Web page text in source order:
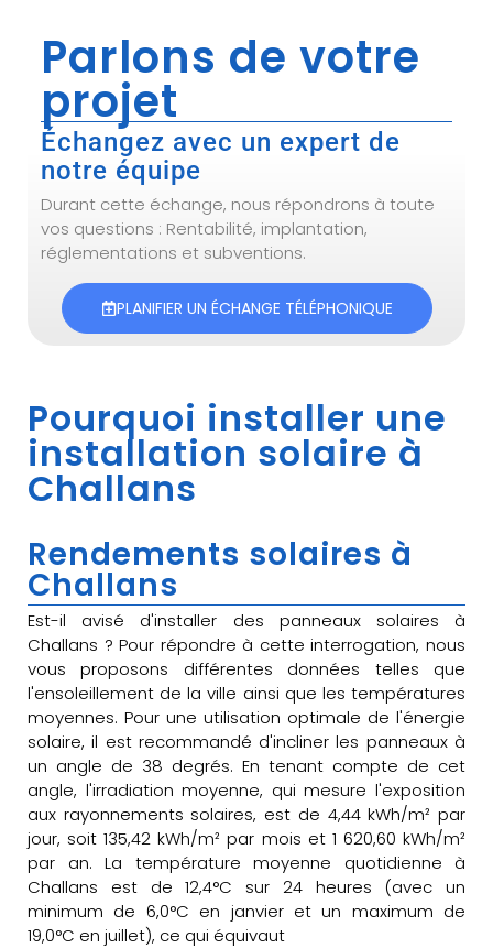
Parlons de votre
projet
Échangez avec un expert de
notre équipe
Durant cette échange, nous répondrons à toute
vos questions : Rentabilité, implantation,
réglementations et subventions.
PLANIFIER UN ÉCHANGE TÉLÉPHONIQUE
Pourquoi installer une
installation solaire à
Challans
Rendements solaires à
Challans
Est-il avisé d'installer des panneaux solaires à
Challans ? Pour répondre à cette interrogation, nous
vous proposons différentes données telles que
l'ensoleillement de la ville ainsi que les températures
moyennes. Pour une utilisation optimale de l'énergie
solaire, il est recommandé d'incliner les panneaux à
un angle de 38 degrés. En tenant compte de cet
angle, l'irradiation moyenne, qui mesure l'exposition
aux rayonnements solaires, est de 4,44 kWh/m² par
jour, soit 135,42 kWh/m² par mois et 1 620,60 kWh/m²
par an. La température moyenne quotidienne à
Challans est de 12,4°C sur 24 heures (avec un
minimum de 6,0°C en janvier et un maximum de
19,0°C en juillet), ce qui équivaut